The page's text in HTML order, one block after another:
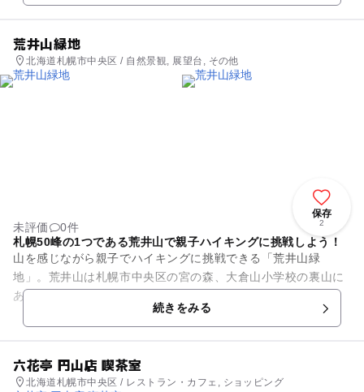
荒井山緑地
北海道札幌市中央区 / 自然景観, 展望台, その他
保存
2
未評価
0件
札幌50峰の1つである荒井山で親子ハイキングに挑戦しよう！
山を感じながら親子でハイキングに挑戦できる「荒井山緑
地」。荒井山は札幌市中央区の宮の森、大倉山小学校の裏山に
あたる標高185mの山。低山ながらも札幌50峰に数えられ、そ
の一部が荒井山緑地として整...続きをみる
六花亭 円山店 喫茶室
北海道札幌市中央区 / レストラン・カフェ, ショッピング